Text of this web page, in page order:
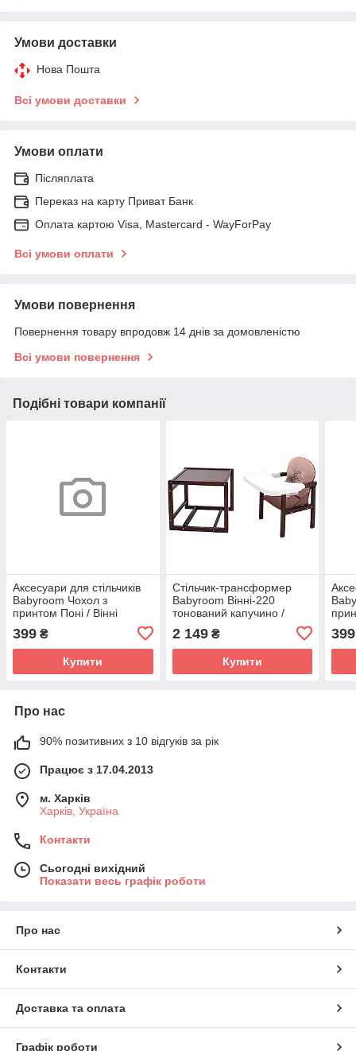
Умови доставки
Нова Пошта
Всі умови доставки
Умови оплати
Післяплата
Переказ на карту Приват Банк
Оплата картою Visa, Mastercard - WayForPay
Всі умови оплати
Умови повернення
Повернення товару впродовж 14 днів за домовленістю
Всі умови повернення
Подібні товари компанії
Аксесуари для стільчиків
Babyroom Чохол з
принтом Поні / Вінні
(їжачок, серця)
399 ₴
Купити
Стільчик-трансформер
Babyroom Вінні-220
тонований капучино /
будильником)
2 149₴
Купити
399
Про нас
90% позитивних з 10 відгуків за рік
Працює з 17.04.2013
м. Харків
Харків, Україна
Контакти
Сьогодні вихідний
Показати весь графік роботи
Про нас
Контакти
Доставка та оплата
Графік роботи